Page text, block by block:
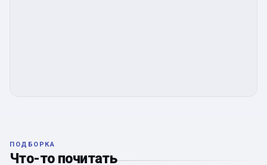
ПОДБОРКА
Что-то почитать